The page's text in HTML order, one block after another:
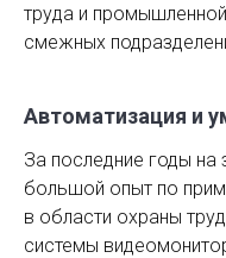
труда и
смежных
Автоматизация и
За последние годы на
большой опыт по
в области охраны
системы